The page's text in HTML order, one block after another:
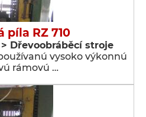
píla RZ 710
Dřevoobráběcí stroje
vysoko výkonnú
rámovú …